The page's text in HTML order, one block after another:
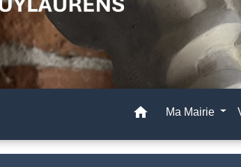
home Ma Mairie